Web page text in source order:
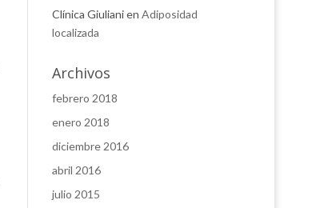
Clínica Giulianien Adiposidad
localizada
Archivos
febrero 2018
enero 2018
diciembre 2016
abril 2016
julio 2015